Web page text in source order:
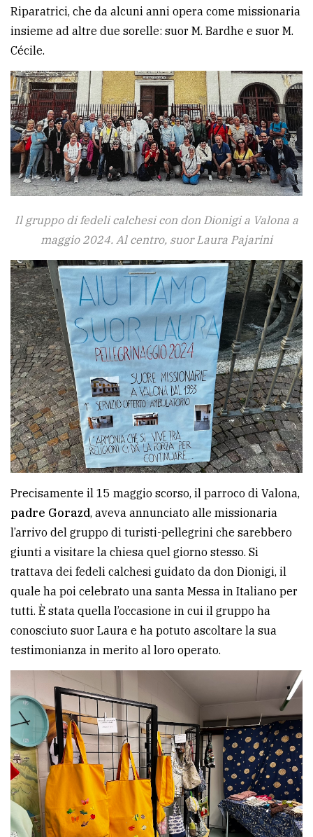
LE
ALTRE
TESTATE
PRIVACY
Privacy
policy
Cookie
policy
Riparatrici, che da alcuni anni opera come missionaria
insieme ad altre due sorelle: suor M. Bardhe e suor M.
Cécile.
Il gruppo di fedeli calchesi con don Dionigi a Valona a
maggio 2024. Al centro, suor Laura Pajarini
Precisamente il 15 maggio scorso, il parroco di Valona,
padre Gorazd, aveva annunciato alle missionaria
l’arrivo del gruppo di turisti-pellegrini che sarebbero
giunti a visitare la chiesa quel giorno stesso. Si
trattava dei fedeli calchesi guidato da don Dionigi, il
quale ha poi celebrato una santa Messa in Italiano per
tutti. È stata quella l’occasione in cui il gruppo ha
conosciuto suor Laura e ha potuto ascoltare la sua
testimonianza in merito al loro operato.